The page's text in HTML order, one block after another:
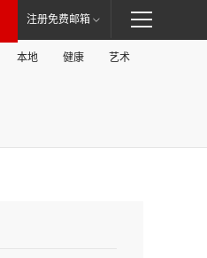
注册免费邮箱
本地 健康 艺术